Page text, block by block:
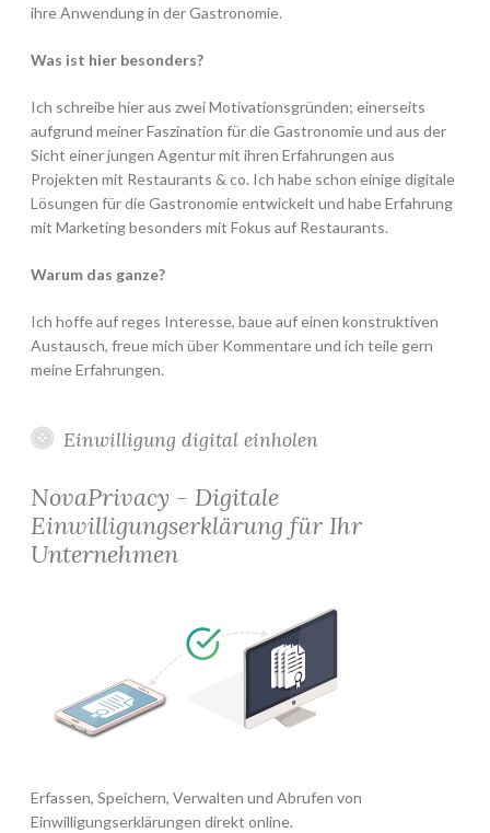
ihre Anwendung in der Gastronomie.
Was ist hier besonders?
Ich schreibe hier aus zwei Motivationsgründen; einerseits
aufgrund meiner Faszination für die Gastronomie und aus der
Sicht einer jungen Agentur mit ihren Erfahrungen aus
Projekten mit Restaurants & co. Ich habe schon einige digitale
Lösungen für die Gastronomie entwickelt und habe Erfahrung
mit Marketing besonders mit Fokus auf Restaurants.
Warum das ganze?
Ich hoffe auf reges Interesse, baue auf einen konstruktiven
Austausch, freue mich über Kommentare und ich teile gern
meine Erfahrungen.
Einwilligung digital einholen
NovaPrivacy - Digitale
Einwilligungserklärung für Ihr
Unternehmen
Erfassen, Speichern, Verwalten und Abrufen von
Einwilligungserklärungen direkt online.